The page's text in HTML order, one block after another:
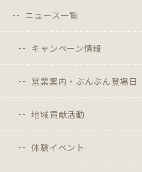
ニュース一覧
キャンペーン情報
営業案内・ぶんぶん登場日
地域貢献活動
体験イベント